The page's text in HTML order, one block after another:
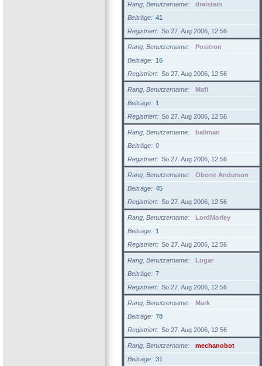
Rang, Benutzername
dreistein
Beiträge
41
Registriert
So 27. Aug 2006, 12:56
Rang, Benutzername
Positron
Beiträge
16
Registriert
So 27. Aug 2006, 12:56
Rang, Benutzername
Mafi
Beiträge
1
Registriert
So 27. Aug 2006, 12:56
Rang, Benutzername
baliman
Beiträge
0
Registriert
So 27. Aug 2006, 12:56
Rang, Benutzername
Oberst Anderson
Beiträge
45
Registriert
So 27. Aug 2006, 12:56
Rang, Benutzername
LordMorley
Beiträge
1
Registriert
So 27. Aug 2006, 12:56
Rang, Benutzername
Logar
Beiträge
7
Registriert
So 27. Aug 2006, 12:56
Rang, Benutzername
Mark
Beiträge
78
Registriert
So 27. Aug 2006, 12:56
Rang, Benutzername
mechanobot
Beiträge
31